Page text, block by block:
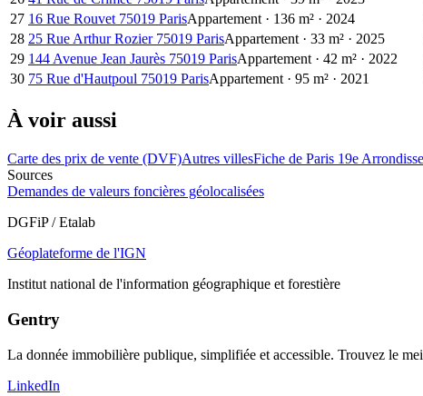
27 16 Rue Rouvet 75019 ParisAppartement · 136 m² · 2024
28 25 Rue Arthur Rozier 75019 ParisAppartement · 33 m² · 2025
29 144 Avenue Jean Jaurès 75019 ParisAppartement · 42 m² · 2022
30 75 Rue d'Hautpoul 75019 ParisAppartement · 95 m² · 2021
À voir aussi
Carte des prix de vente (DVF)Autres villesFiche de Paris 19e
Sources
Demandes de valeurs foncières géolocalisées
DGFiP / Etalab
Géoplateforme de l'IGN
Institut national de l'information géographique et forestière
Gentry
La donnée immobilière publique, simplifiée et accessible. Trouvez le
LinkedIn